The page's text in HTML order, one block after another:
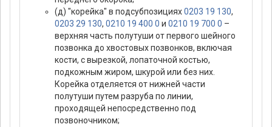
(д) "корейка" в подсубпозициях0203 19 130,
0203 29 130, 0210 19 400 0 и 0210 19 700 0 –
верхняя часть полутуши от первого шейного
позвонка до хвостовых позвонков, включая
кости, с вырезкой, лопаточной костью,
подкожным жиром, шкурой или без них.
Корейка отделяется от нижней части
полутуши путем разруба по линии,
проходящей непосредственно под
позвоночником;